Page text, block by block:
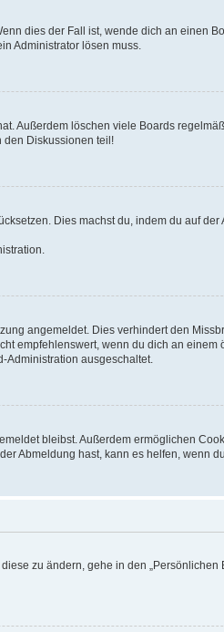
dies der Fall ist, wende dich an einen
Administrator lösen muss.
Außerdem löschen viele Boards
den Diskussionen teil!
Dies machst du, indem du auf
angemeldet. Dies verhindert den
empfehlenswert, wenn du dich an
Administration ausgeschaltet.
bleibst. Außerdem ermöglichen
Abmeldung hast, kann es helfen, wenn
zu ändern, gehe in den „Persönlichen